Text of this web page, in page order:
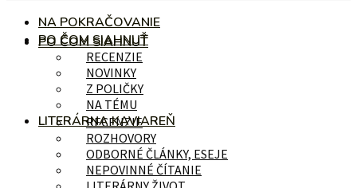
PO ČOM SIAHNUŤ
RECENZIE
NA POKRAČOVANIE
PO ČOM SIAHNUŤ
RECENZIE
NOVINKY
Z POLIČKY
NA TÉMU
LITERÁRNA KAVIAREŇ
ROZHOVORY
ODBORNÉ ČLÁNKY, ESEJE
NEPOVINNÉ ČÍTANIE